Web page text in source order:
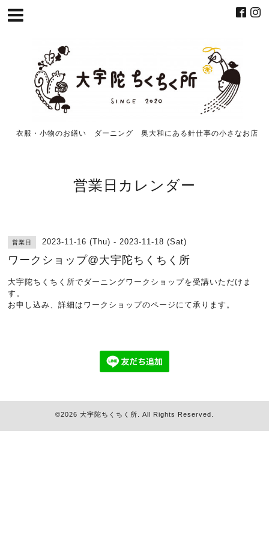
衣服・小物のお繕い ダーニング 奥大和にある針仕事の小さなお店
営業日カレンダー
営業日 2023-11-16 (Thu) - 2023-11-18 (Sat)
ワークショップ@大宇陀ちくちく所
大宇陀ちくちく所でダーニングワークショップを受講いただけま
す。
お申し込み、詳細は ワークショップのページ にて承ります。
©2026 大宇陀ちくちく所. All Rights Reserved.